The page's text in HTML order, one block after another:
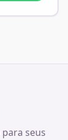
para seus